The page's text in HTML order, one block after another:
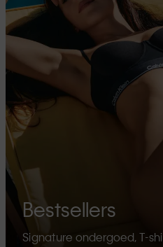
Bestsellers
Signature ondergoed, T-